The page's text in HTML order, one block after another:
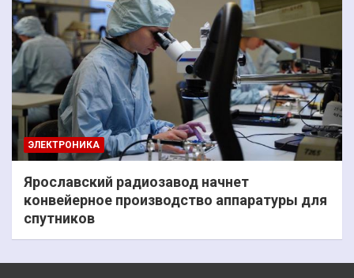
ЭЛЕКТРОНИКА
Ярославский радиозавод начнет
конвейерное производство аппаратуры для
спутников